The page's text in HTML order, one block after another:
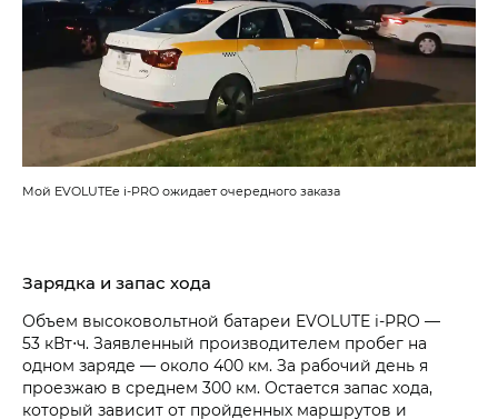
Мой EVOLUTEe i‑PRO ожидает очередного заказа
Зарядка и запас хода
Объем высоковольтной батареи EVOLUTE i‑PRO —
53 кВт⋅ч. Заявленный производителем пробег на
одном заряде — около 400 км. За рабочий день я
проезжаю в среднем 300 км. Остается запас хода,
который зависит от пройденных маршрутов и